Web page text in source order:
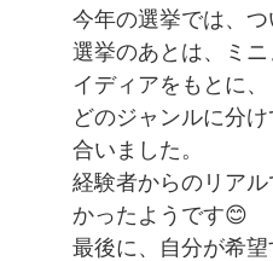
今年の選挙では、
選挙のあとは、ミ
イディアをもとに
どのジャンルに分
合いました。
経験者からのリア
かったようです😊
最後に、自分が希